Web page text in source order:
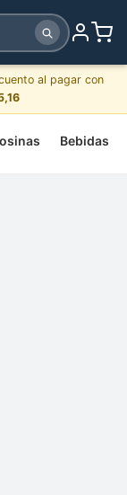
al pagar con
Bebidas